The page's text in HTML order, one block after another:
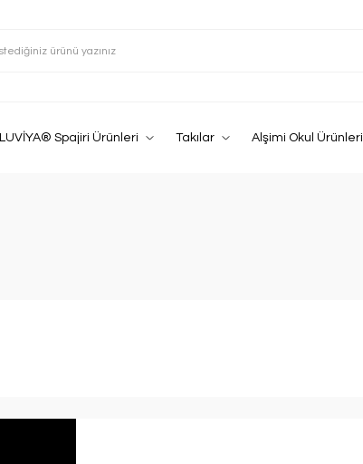
LUVİYA® Spajiri Ürünleri Takılar Alşimi Okul Ürünleri